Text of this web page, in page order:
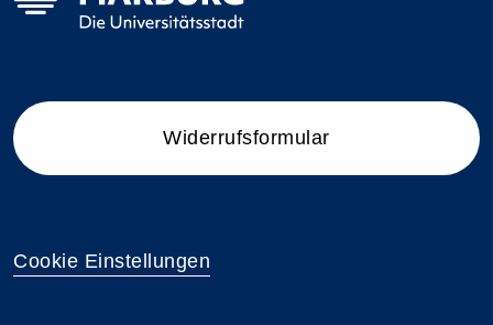
Widerrufsformular
Cookie Einstellungen